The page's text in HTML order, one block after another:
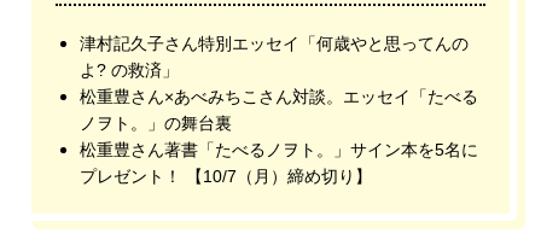
津村記久子さん特別エッセイ「何歳やと思ってんの
よ? の救済」
松重豊さん×あべみちこさん対談。エッセイ「たべる
ノヲト。」の舞台裏
松重豊さん著書「たべるノヲト。」サイン本を5名に
プレゼント！ 【10/7（月）締め切り】